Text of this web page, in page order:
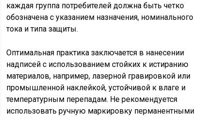
каждая группа потребителей должна быть четко
обозначена с указанием назначения, номинального
тока и типа защиты.
Оптимальная практика заключается в нанесении
надписей с использованием стойких к истиранию
материалов, например, лазерной гравировкой или
промышленной наклейкой, устойчивой к влаге и
температурным перепадам. Не рекомендуется
использовать ручную маркировку перманентными